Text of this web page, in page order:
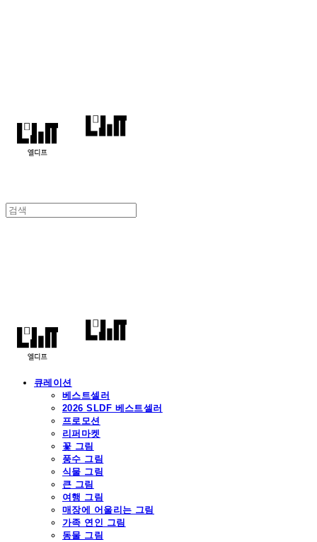
큐레이션
베스트셀러
2026 SLDF 베스트셀러
프로모션
리퍼마켓
꽃 그림
풍수 그림
식물 그림
큰 그림
여행 그림
매장에 어울리는 그림
가족 연인 그림
동물 그림